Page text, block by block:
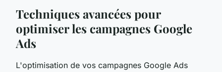
Techniques avancées pour
optimiser les campagnes Google
Ads
L'optimisation de vos campagnes Google Ads